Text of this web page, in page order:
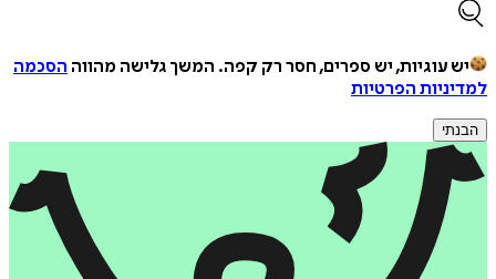
יש עוגיות, יש ספרים, חסר רק קפה. המשך גלישה מהווה הסכמה
למדיניות הפרטיות
הבנתי